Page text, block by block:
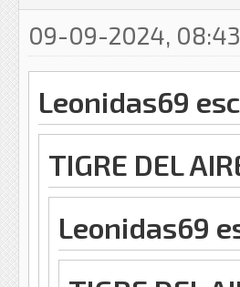
09-09-2024,
Leonidas69
TIGRE DEL
Leonidas69